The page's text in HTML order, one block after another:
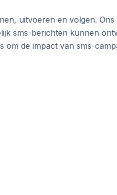
uitvoeren en volgen. Ons
sms-berichten kunnen
om de impact van sms-